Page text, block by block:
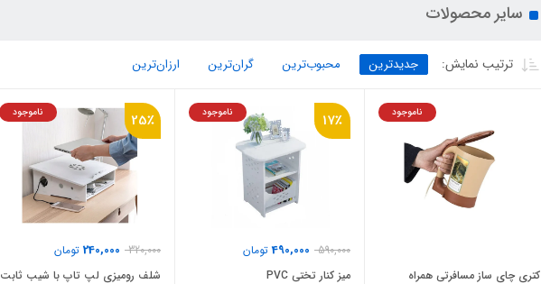
سایر محصولات
ترتیب نمایش: جدیدترین محبوب‌ترین گران‌ترین ارزان‌ترین
ناموجود
کتری چای ساز مسافرتی همراه
17٪
590,000
490,000تومان
ناموجود
میز کنار تختی PVC
25٪
320,000
240,000 تومان
ناموجود
شلف رومیزی لپ تاپ با شیب ثابت